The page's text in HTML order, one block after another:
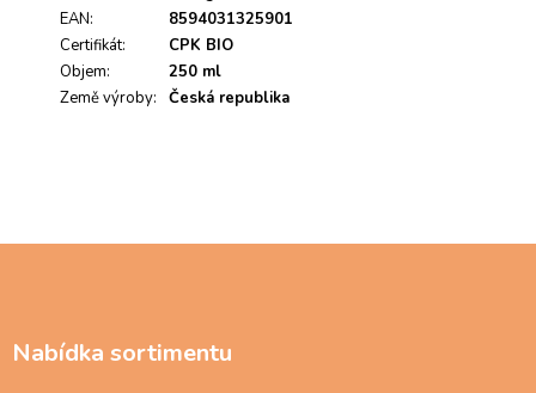
d
n
o
c
EAN:
8594031325901
Certifikát:
CPK BIO
Objem:
250 ml
Země výroby: Česká republika
Nabídka sortimentu